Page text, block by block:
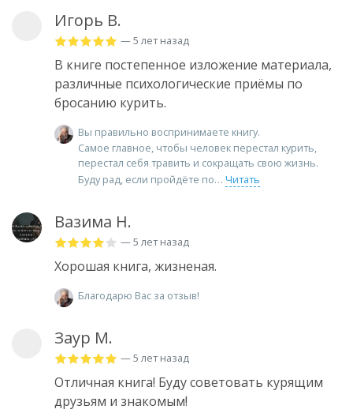
Игорь В.
— 5 лет назад
В книге постепенное изложение материала,
различные психологические приёмы по
бросанию курить.
Вы правильно воспринимаете книгу.
Самое главное, чтобы человек перестал курить,
перестал себя травить и сокращать свою жизнь.
Буду рад, если пройдёте по
Читать
Вазима Н.
— 5 лет назад
Хорошая книга, жизненая.
Благодарю Вас за отзыв!
Заур М.
— 5 лет назад
Отличная книга! Буду советовать курящим
друзьям и знакомым!